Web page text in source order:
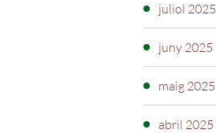
juliol 2025
juny 2025
maig 2025
abril 2025